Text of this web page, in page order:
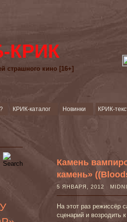
КРИК
страшного кино [16+]
КРИК-каталог Новинки КРИК-
Камень
камень»
5 ЯНВАРЯ, 2012
На этот раз режиссёр
сценарий и возродить